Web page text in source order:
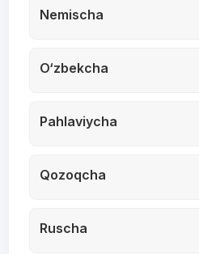
Nemischa
O‘zbekcha
Pahlaviycha
Qozoqcha
Ruscha